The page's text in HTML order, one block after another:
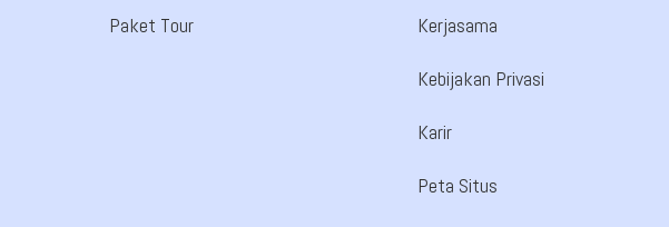
Paket Tour Kerjasama
Kebijakan Privasi
Karir
Peta Situs